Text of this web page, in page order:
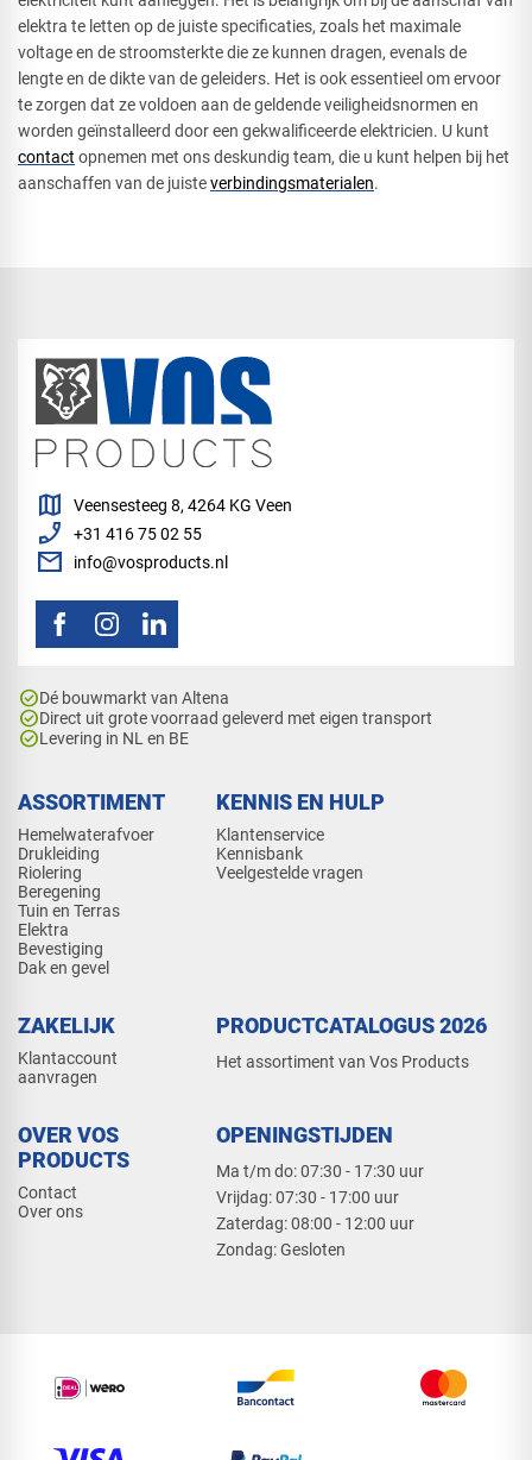
elektra te letten op de juiste specificaties, zoals het maximale
voltage en de stroomsterkte die ze kunnen dragen, evenals de
lengte en de dikte van de geleiders. Het is ook essentieel om ervoor
te zorgen dat ze voldoen aan de geldende veiligheidsnormen en
worden geïnstalleerd door een gekwalificeerde elektricien. U kunt
contact opnemen met ons deskundig team, die u kunt helpen bij het
aanschaffen van de juisteverbindingsmaterialen.
ASSORTIMENT
Hemelwaterafvoer
Drukleiding
Riolering
Beregening
Tuin en Terras
Elektra
Bevestiging
Dak en gevel
KENNIS EN HULP
Klantenservice
Kennisbank
Veelgestelde vragen
ZAKELIJK
Klantaccount
aanvragen
PRODUCTCATALOGUS 2026
Het assortiment van Vos Products
OVER VOS
PRODUCTS
Contact
Over ons
OPENINGSTIJDEN
Ma t/m do: 07:30 - 17:30 uur
​Vrijdag: 07:30 - 17:00 uur
​Zaterdag: 08:00 - 12:00 uur
​Zondag: Gesloten
map Veensesteeg 8, 4264 KG Veen
phone_enabled +31 416 75 02 55
mail info@vosproducts.nl
check_circleDé bouwmarkt van Altena
check_circleDirect uit grote voorraad geleverd met eigen transport
check_circleLevering in NL en BE